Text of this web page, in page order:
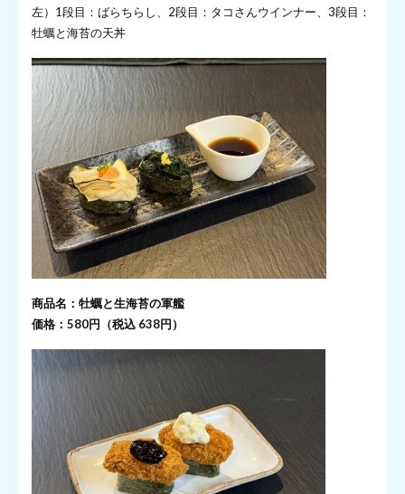
左）1段目：ばらちらし、2段目：タコさんウインナー、3段目：
牡蠣と海苔の天丼
商品名：牡蠣と生海苔の軍艦
価格：580円（税込 638円）